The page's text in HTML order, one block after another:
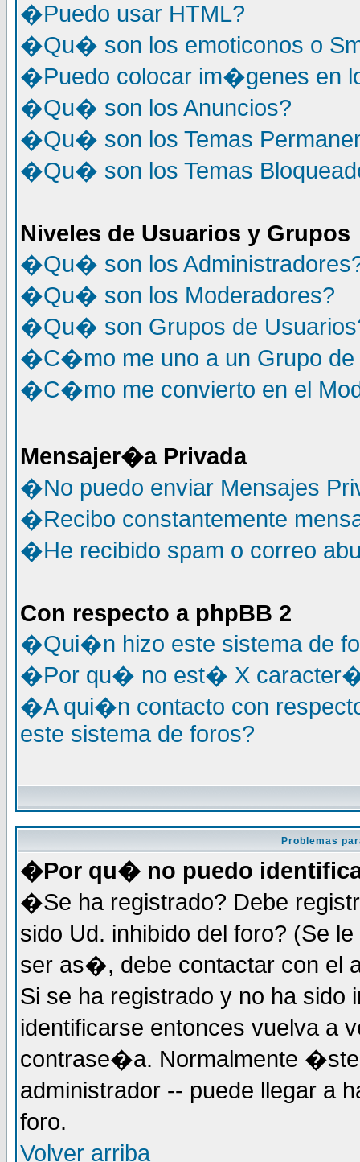
�Puedo usar HTML?
�Qu� son los emoticonos o
�Puedo colocar im�genes en
�Qu� son los Anuncios?
�Qu� son los Temas
�Qu� son los Temas
Niveles de Usuarios y Grupos
�Qu� son los
�Qu� son los Moderadores?
�Qu� son Grupos de
�C�mo me uno a un Grupo de
�C�mo me convierto en el
Mensajer�a Privada
�No puedo enviar Mensajes
�Recibo constantemente
�He recibido spam o correo
Con respecto a phpBB 2
�Qui�n hizo este sistema de
�Por qu� no est� X
�A qui�n contacto con
este sistema de foros?
Problemas
�Por qu� no puedo
�Se ha registrado? Debe
sido Ud. inhibido del foro? (Se
ser as�, debe contactar con el
Si se ha registrado y no ha
identificarse entonces vuelva a
contrase�a. Normalmente
administrador -- puede llegar a
foro.
Volver arriba